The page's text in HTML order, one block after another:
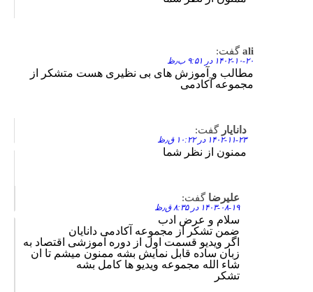
ali گفت:
۱۴۰۲-۱۰-۲۰ در ۹:۵۱ ب٫ظ
مطالب و آموزش های بی نظیری هست متشکر از
مجموعه آکادمی
دانایار گفت:
۱۴۰۲-۱۱-۲۳ در ۱۰:۲۲ ق٫ظ
ممنون از نظر شما
علیرضا گفت:
۱۴۰۳-۰۸-۱۹ در ۸:۳۵ ق٫ظ
سلام و عرض ادب
ضمن تشکر از مجموعه آکادمی دانایان
اگر ویدیو قسمت اول از دوره آموزشی اقتصاد به
زبان ساده قابل نمایش بشه ممنون میشم تا ان
شاء الله مجموعه ویدیو ها کامل بشه
تشکر